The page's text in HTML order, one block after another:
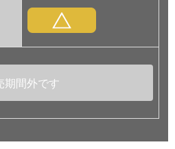
期間外です